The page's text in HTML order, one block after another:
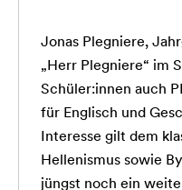
Jonas Plegniere,
„Herr Plegniere“ im
Schüler:innen auch
für Englisch und
Interesse gilt dem
Hellenismus sowie
jüngst noch ein